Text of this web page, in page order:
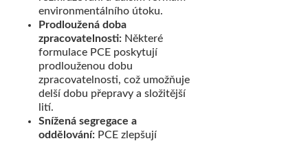
environmentálního útoku.
Prodloužená doba
zpracovatelnosti: Některé
formulace PCE poskytují
prodlouženou dobu
zpracovatelnosti, což umožňuje
delší dobu přepravy a složitější
lití.
Snížená segregace a
oddělování: PCE zlepšují